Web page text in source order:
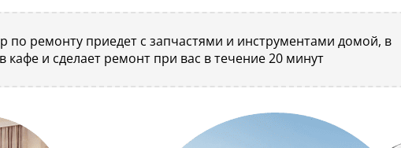
по ремонту приедет с запчастями и инструментами домой, в
кафе и сделает ремонт при вас в течение 20 минут